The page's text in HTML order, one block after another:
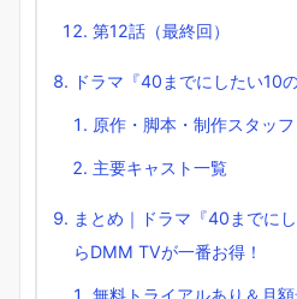
第12話（最終回）
ドラマ『40までにしたい10
原作・脚本・制作スタッフ
主要キャスト一覧
まとめ｜ドラマ『40までに
らDMM TVが一番お得！